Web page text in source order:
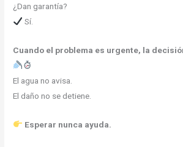
¿Dan garantía?
Sí.
Cuando el problema es urgente, la
El agua no avisa.
El daño no se detiene.
Esperar nunca ayuda.